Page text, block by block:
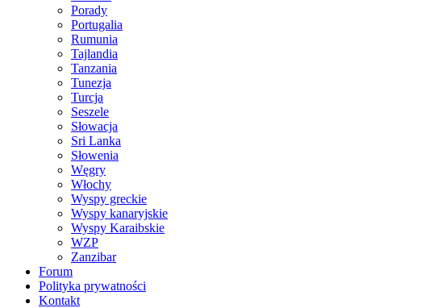
Porady
Portugalia
Rumunia
Tajlandia
Tanzania
Tunezja
Turcja
Seszele
Słowacja
Sri Lanka
Słowenia
Węgry
Włochy
Wyspy greckie
Wyspy kanaryjskie
Wyspy Karaibskie
WZP
Zanzibar
Forum
Polityka prywatności
Kontakt